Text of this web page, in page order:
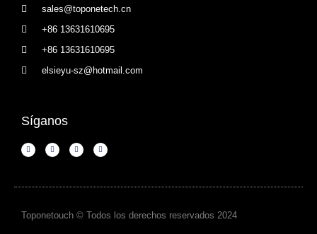
sales@toponetech.cn
+86 13631610695
+86 13631610695
elsieyu-sz@hotmail.com
Síganos
Toponetouch © Todos los derechos reservados 2024